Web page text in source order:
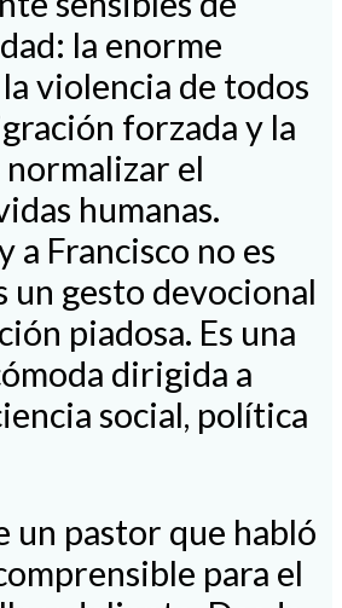
la enorme
violencia de todos
forzada y la
el
humanas.
a Francisco no es
un gesto devocional
piadosa. Es una
dirigida a
social, política
un pastor que habló
para el